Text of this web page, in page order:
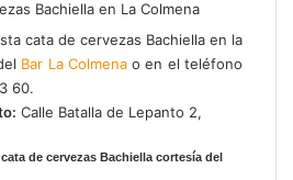
cata de cervezas Bachiella en la
Bar La Colmenao en el teléfono
60.
Calle Batalla de Lepanto 2,
de cervezas Bachiella cortesía del